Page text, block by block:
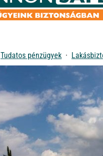
Tudatos pénzügyek